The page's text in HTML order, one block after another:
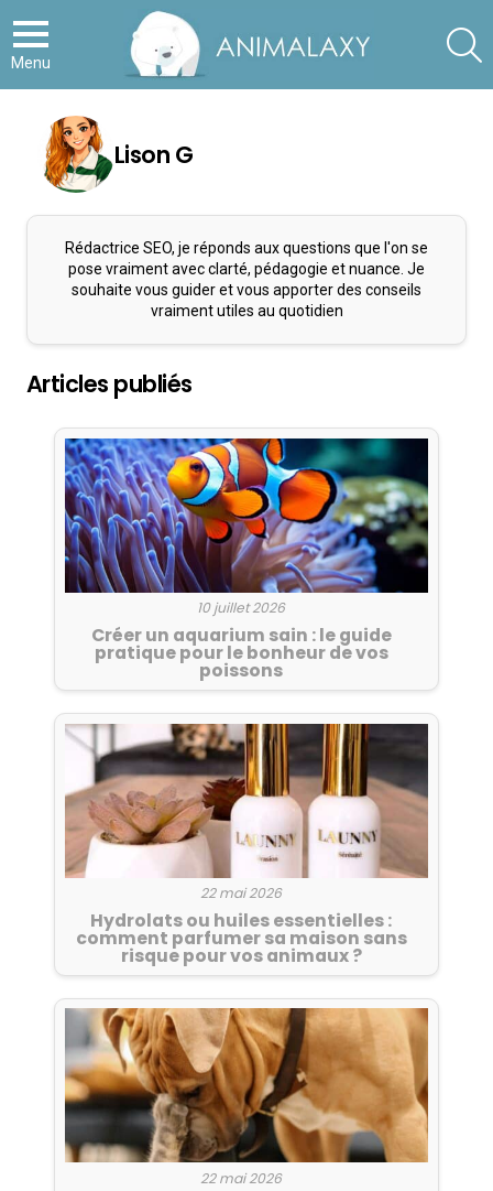
Menu
Lison G
Rédactrice SEO, je réponds aux questions que l'on se
pose vraiment avec clarté, pédagogie et nuance. Je
souhaite vous guider et vous apporter des conseils
vraiment utiles au quotidien
Articles publiés
10 juillet 2026
Créer un aquarium sain : le guide
pratique pour le bonheur de vos
poissons
22 mai 2026
Hydrolats ou huiles essentielles :
comment parfumer sa maison sans
risque pour vos animaux ?
22 mai 2026